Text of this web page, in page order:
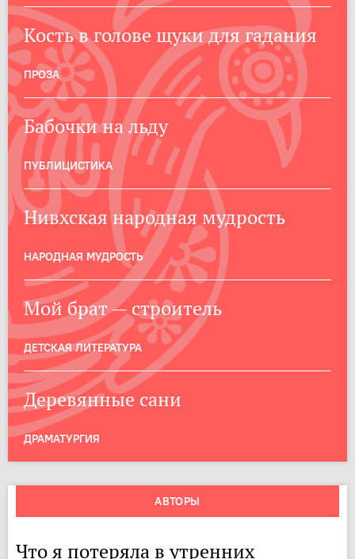
Кость в голове щуки для гадания
ПРОЗА
Бабочки на льду
ПУБЛИЦИСТИКА
Нивхская народная мудрость
НАРОДНАЯ МУДРОСТЬ
Мой брат — строитель
ДЕТСКАЯ ЛИТЕРАТУРА
Деревянные сани
ДРАМАТУРГИЯ
АВТОРЫ
Что я потеряла в утренних